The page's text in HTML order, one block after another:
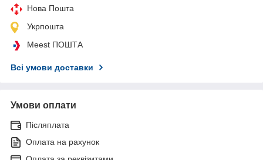
Нова Пошта
Укрпошта
Meest ПОШТА
Всі умови доставки
Умови оплати
Післяплата
Оплата на рахунок